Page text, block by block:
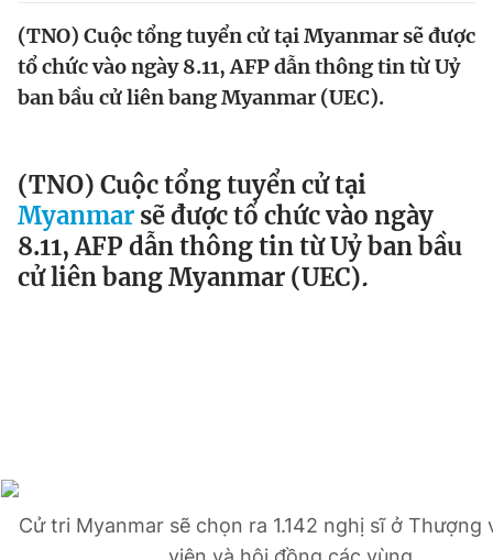
Tin thị trường Tin 360
Magazine
Sản phẩm khác
Tiện ích Bạn cần biết
(TNO) Cuộc tổng tuyển cử tại Myanmar sẽ được
tổ chức vào ngày 8.11, AFP dẫn thông tin từ Uỷ
ban bầu cử liên bang Myanmar (UEC).
(TNO) Cuộc tổng tuyển cử tại
Myanmar sẽ được tổ chức vào ngày
8.11, AFP dẫn thông tin từ Uỷ ban bầu
cử liên bang Myanmar (UEC).
Cử tri Myanmar sẽ chọn ra 1.142 nghị sĩ ở Thượng